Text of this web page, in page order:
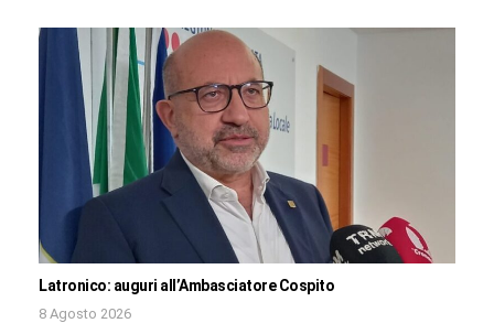
Latronico: auguri all’Ambasciatore Cospito
8 Agosto 2026